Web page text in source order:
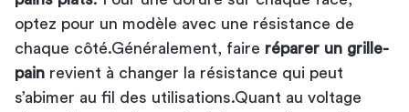
optez pour un modèle avec une résistance de
chaque côté.Généralement, faire réparer un grille-
pain revient à changer la résistance qui peut
s’abimer au fil des utilisations.Quant au voltage